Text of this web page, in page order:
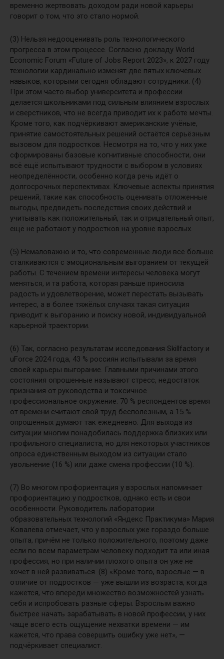
временно жертвовать доходом ради новой карьеры
говорит о том, что это стало нормой.
(3) Нельзя недооценивать роль технологического
прогресса в этом процессе. Согласно докладу World
Economic Forum «Future of Jobs Report 2023», к 2027 году
технологии кардинально изменят две пятых ключевых
навыков, которыми сегодня обладают сотрудники. (4)
При этом часто выбор университета и профессии
делается школьниками под сильным влиянием взрослых
и сверстников, что не всегда приводит их к работе мечты.
Кроме того, как подчёркивают американские учёные,
принятие самостоятельных решений остаётся серьёзным
вызовом для подростков. Несмотря на то, что у них уже
сформированы базовые когнитивные способности, они
всё ещё испытывают трудности с выбором в условиях
неопределённости, особенно когда речь идёт о
долгосрочных перспективах. Ключевые аспекты принятия
решений, такие как способность оценивать отложенные
выгоды, предвидеть последствия своих действий и
учитывать как положительный, так и отрицательный опыт,
ещё не работают у подростков на уровне взрослых.
(5) Немаловажно и то, что современные люди всё больше
сталкиваются с эмоциональным выгоранием от текущей
работы. С течением времени интересы человека могут
меняться, и та работа, которая раньше приносила
радость и удовлетворение, может перестать вызывать
интерес, а в более тяжёлых случаях такая ситуация
приводит к выгоранию и поиску новой, индивидуальной
карьерной траектории.
(6) Так, согласно результатам исследования Skillfactory и
uForce 2024 года, 43 % россиян испытывали за время
своей карьеры выгорание. Главными причинами этого
состояния опрошенные называют стресс, недостаток
признания от руководства и токсичное
профессиональное окружение. 70 % респондентов время
от времени считают свой труд бесполезным, а 15 %
опрошенных думают так ежедневно. Для выхода из
ситуации многим понадобилась поддержка близких или
профильного специалиста, но для некоторых участников
опроса единственным выходом из ситуации стало
увольнение (16 %) или даже смена профессии (10 %).
(7) Во многом профориентация у взрослых напоминает
профориентацию у подростков, однако есть и свои
особенности. Руководитель лаборатории
образовательных технологий «Яндекс Практикума» Мария
Ковалёва отмечает, что у взрослых уже гораздо больше
опыта, причём не только положительного, поэтому даже
если по всем параметрам человеку подходит та или иная
профессия, но при наличии плохого опыта он уже не
хочет в ней развиваться. (8) «Кроме того, взрослые — в
отличие от подростков — уже вышли из возраста, когда
кажется, что впереди множество возможностей узнать
себя и испробовать разные сферы. Взрослым важно
быстрее начать зарабатывать в новой профессии, у них
чаще всего есть ощущение нехватки времени — им
кажется, что права совершить ошибку уже нет», —
подчёркивает специалист.